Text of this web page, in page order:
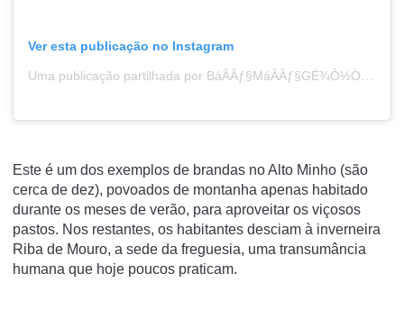
Ver esta publicação no Instagram
Uma publicação partilhada por BáÂÂƒ§MáÂÂƒ§GÉ¾Ò½Ò½É³LÒ½É³ÊÂÂ‚ (@bymygreenlens)
Este é um dos exemplos de brandas no Alto Minho (são
cerca de dez), povoados de montanha apenas habitado
durante os meses de verão, para aproveitar os viçosos
pastos. Nos restantes, os habitantes desciam à inverneira
Riba de Mouro, a sede da freguesia, uma transumância
humana que hoje poucos praticam.